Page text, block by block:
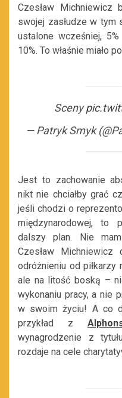
Czesław Michniewicz
swojej zasłudze w tym
ustalone wcześniej,
10%. To właśnie miało
Sceny
— Patryk Smyk
Jest to zachowanie
nikt nie chciałby grać
jeśli chodzi o
międzynarodowej, to
dalszy plan. Nie
Czesław Michniewicz
odróżnieniu od piłkarzy
ale na litość boską –
wykonaniu pracy, a nie
w swoim życiu! A co
przykład z
wynagrodzenie z
rozdaje na cele